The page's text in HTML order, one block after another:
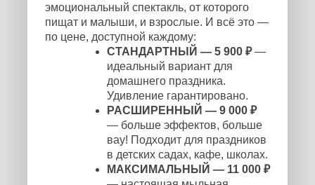
эмоциональный спектакль, от которого
пищат и малыши, и взрослые. И всё это —
по цене, доступной каждому:
СТАНДАРТНЫЙ — 5 900 ₽—
идеальный вариант для
домашнего праздника.
Удивление гарантировано.
РАСШИРЕННЫЙ — 9 000 ₽
— больше эффектов, больше
вау! Подходит для праздников
в детских садах, кафе, школах.
МАКСИМАЛЬНЫЙ — 11 000 ₽